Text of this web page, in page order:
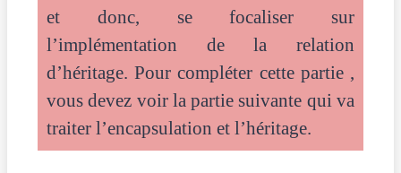
et donc, se focaliser sur
l’implémentation de la relation
d’héritage. Pour compléter cette partie ,
vous devez voir la partie suivante qui va
traiter l’encapsulation et l’héritage.